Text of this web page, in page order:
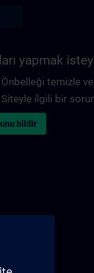
yapmak
Önbelleği temizle
Siteyle ilgili bir
bildir